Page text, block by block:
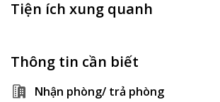
Tiện ích xung quanh
Thông tin cần biết
Nhận phòng/ trả phòng